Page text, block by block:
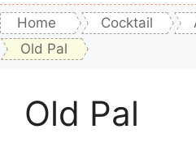
Home Cocktail
Old Pal
Old Pal